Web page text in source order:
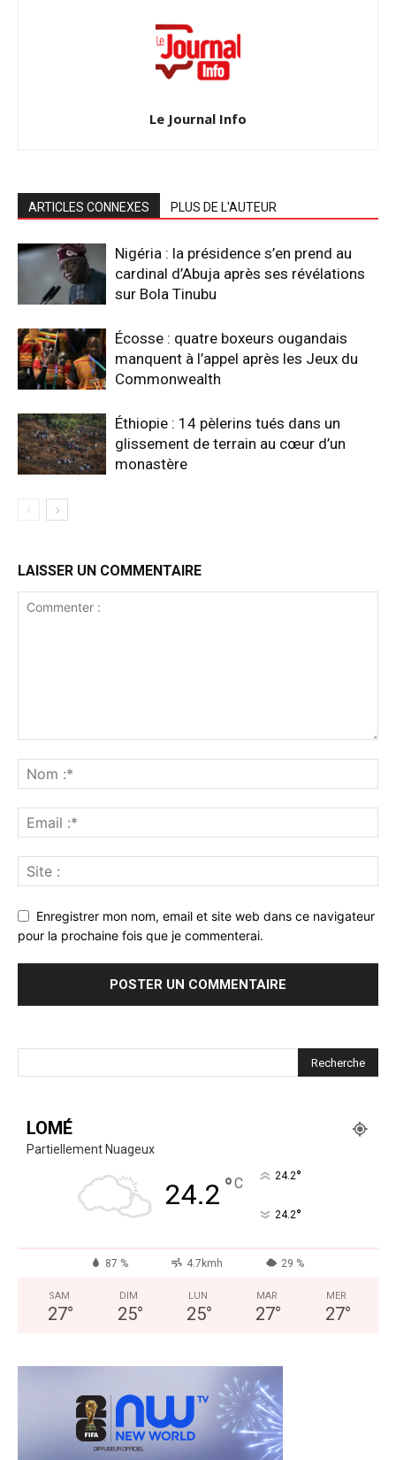
Le Journal Info
ARTICLES CONNEXES PLUS DE L'AUTEUR
Nigéria : la présidence s’en prend au
cardinal d’Abuja après ses révélations
sur Bola Tinubu
Écosse : quatre boxeurs ougandais
manquent à l’appel après les Jeux du
Commonwealth
Éthiopie : 14 pèlerins tués dans un
glissement de terrain au cœur d’un
monastère
LAISSER UN COMMENTAIRE
Enregistrer mon nom, email et site web dans ce navigateur
pour la prochaine fois que je commenterai.
LOMÉ
Partiellement Nuageux
24.2 °C 24.2°
24.2°
87 % 4.7kmh 29 %
SAM
27°
DIM
25°
LUN
25°
MAR
27°
MER
27°